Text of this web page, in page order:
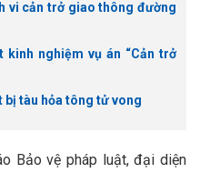
vi cản trở giao thông đường
nghiệm vụ án “Cản trở
bị tàu hỏa tông tử vong
Bảo vệ pháp luật, đại diện